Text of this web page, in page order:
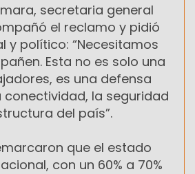
secretaria general
el reclamo y pidió
y político: “Necesitamos
Esta no es solo una
es una defensa
conectividad, la seguridad
del país”.
que el estado
con un 60% a 70%